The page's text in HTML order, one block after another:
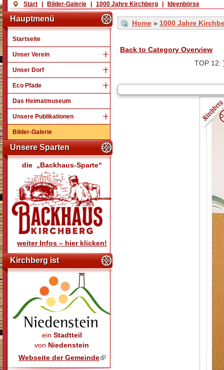
Start Bilder-Galerie 1000 Jahre Kirchberg Ideenbörse
Hauptmenü
Startseite
Unser Verein
Unser Dorf
Eco Pfade
Das Heimatmuseum
Unsere Publikationen
Bilder-Galerie
Unsere Sparten
die „Backhaus-Sparte“
weiter Infos – hier klicken!
Kirchberg ist
ein Stadtteil
von Niedenstein
Webseite der Gemeinde
Home » 1000 Jahre
Back to Category Overview
TOP 12: